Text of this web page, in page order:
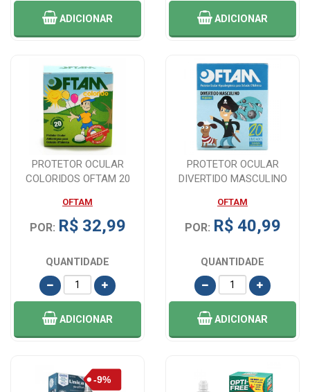
ADICIONAR ADICIONAR
PROTETOR OCULAR
COLORIDOS OFTAM 20
OFTAM
POR: R$ 32,99
QUANTIDADE
ADICIONAR
PROTETOR OCULAR
DIVERTIDO MASCULINO
OFTAM
POR: R$ 40,99
QUANTIDADE
ADICIONAR